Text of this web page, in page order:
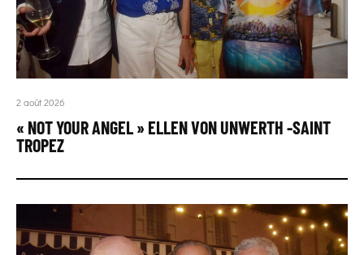
2 août 2026
« NOT YOUR ANGEL » ELLEN VON UNWERTH -SAINT
TROPEZ